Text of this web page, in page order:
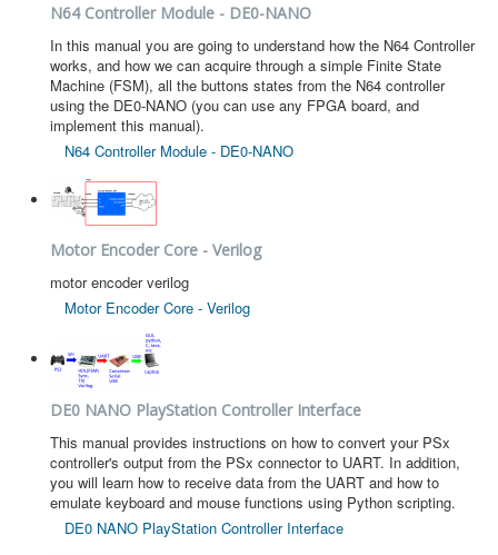
N64 Controller Module - DE0-NANO
In this manual you are going to understand how the N64 Controller
works, and how we can acquire through a simple Finite State
Machine (FSM), all the buttons states from the N64 controller
using the DE0-NANO (you can use any FPGA board, and
implement this manual).
N64 Controller Module - DE0-NANO
Motor Encoder Core - Verilog
motor encoder verilog
Motor Encoder Core - Verilog
DE0 NANO PlayStation Controller Interface
This manual provides instructions on how to convert your PSx
controller's output from the PSx connector to UART. In addition,
you will learn how to receive data from the UART and how to
emulate keyboard and mouse functions using Python scripting.
DE0 NANO PlayStation Controller Interface